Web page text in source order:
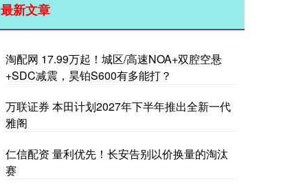
最新文章
淘配网 17.99万起！城区/高速NOA+双腔空悬
+SDC减震，昊铂S600有多能打？
万联证券 本田计划2027年下半年推出全新一代
雅阁
仁信配资 量利优先！长安告别以价换量的淘汰
赛